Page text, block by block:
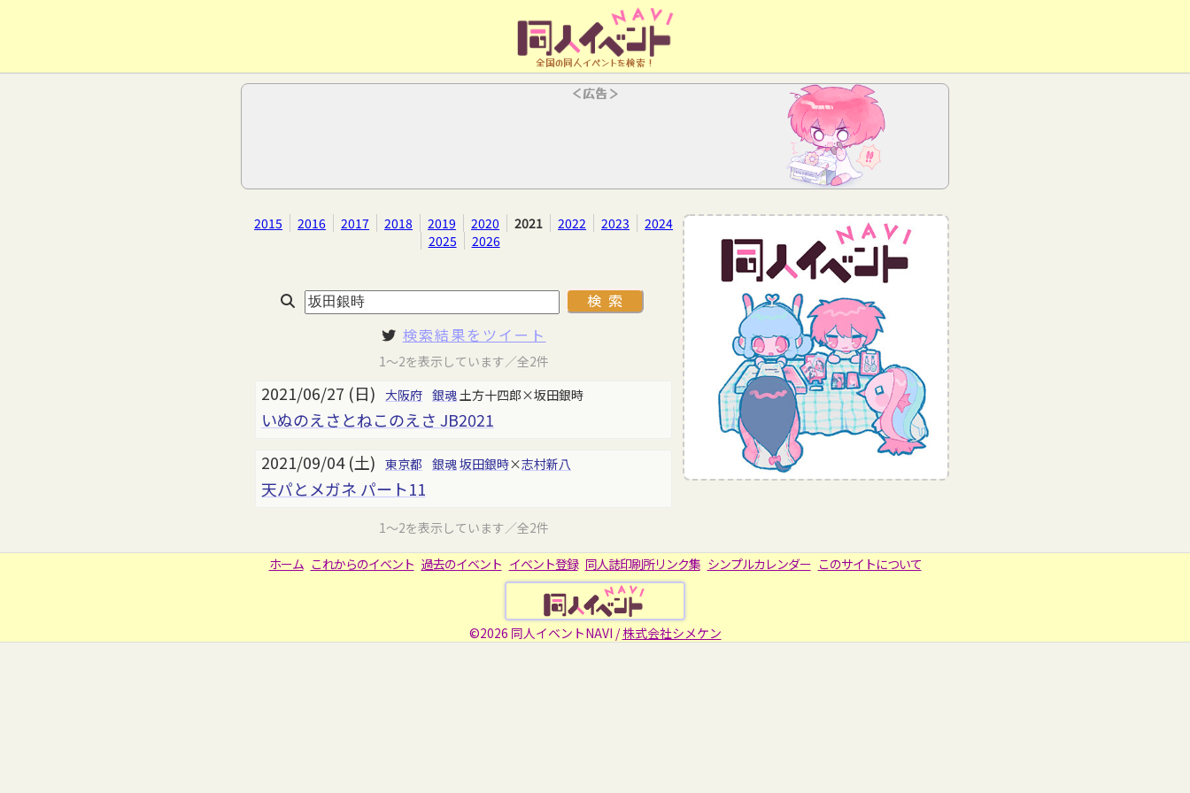
全国の同人イベントを検索！
＜広告＞
2015 2016 2017 2018 2019 2020 2021 2022 2023
2024
2025
2026
検索結果をツイート
1～2を表示しています／全2件
2021/06/27 (日) 大阪府 銀魂土方十四郎×坂田銀時
いぬのえさとねこのえさ JB2021
2021/09/04 (土) 東京都 銀魂坂田銀時×志村新八
天パとメガネ パート11
1～2を表示しています／全2件
ホーム これからのイベント 過去のイベント イベント登録 同人誌印刷所リンク集 シンプルカレンダー このサイトについて
©2026 同人イベントNAVI /株式会社シメケン